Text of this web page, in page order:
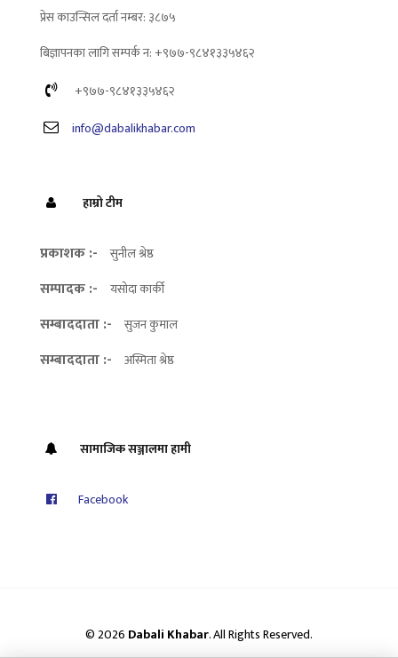
प्रेस काउन्सिल दर्ता नम्बर: ३८७५
बिज्ञापनका लागि सम्पर्क न: +९७७-९८४१३३५४६२
+९७७-९८४१३३५४६२
info@dabalikhabar.com
हाम्रो टीम
प्रकाशक :- सुनील श्रेष्ठ
सम्पादक :- यसोदा कार्की
सम्बाददाता :- सुजन कुमाल
सम्बाददाता :- अस्मिता श्रेष्ठ
सामाजिक सञ्जालमा हामी
Facebook
© 2026 Dabali Khabar. All Rights Reserved.